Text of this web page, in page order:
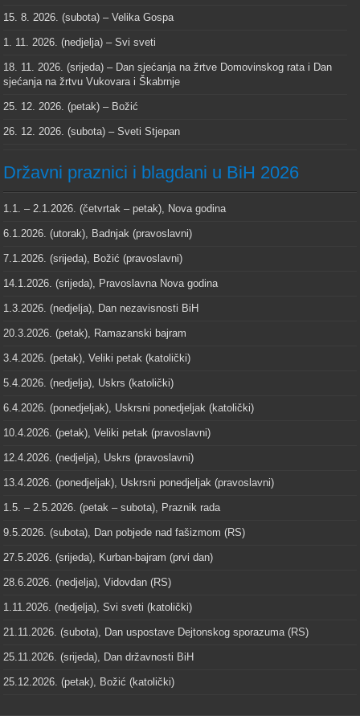
15. 8. 2026. (subota) – Velika Gospa
1. 11. 2026. (nedjelja) – Svi sveti
18. 11. 2026. (srijeda) – Dan sjećanja na žrtve Domovinskog rata i Dan
sjećanja na žrtvu Vukovara i Škabrnje
25. 12. 2026. (petak) – Božić
26. 12. 2026. (subota) – Sveti Stjepan
Državni praznici i blagdani u BiH 2026
1.1. – 2.1.2026. (četvrtak – petak), Nova godina
6.1.2026. (utorak), Badnjak (pravoslavni)
7.1.2026. (srijeda), Božić (pravoslavni)
14.1.2026. (srijeda), Pravoslavna Nova godina
1.3.2026. (nedjelja), Dan nezavisnosti BiH
20.3.2026. (petak), Ramazanski bajram
3.4.2026. (petak), Veliki petak (katolički)
5.4.2026. (nedjelja), Uskrs (katolički)
6.4.2026. (ponedjeljak), Uskrsni ponedjeljak (katolički)
10.4.2026. (petak), Veliki petak (pravoslavni)
12.4.2026. (nedjelja), Uskrs (pravoslavni)
13.4.2026. (ponedjeljak), Uskrsni ponedjeljak (pravoslavni)
1.5. – 2.5.2026. (petak – subota), Praznik rada
9.5.2026. (subota), Dan pobjede nad fašizmom (RS)
27.5.2026. (srijeda), Kurban-bajram (prvi dan)
28.6.2026. (nedjelja), Vidovdan (RS)
1.11.2026. (nedjelja), Svi sveti (katolički)
21.11.2026. (subota), Dan uspostave Dejtonskog sporazuma (RS)
25.11.2026. (srijeda), Dan državnosti BiH
25.12.2026. (petak), Božić (katolički)